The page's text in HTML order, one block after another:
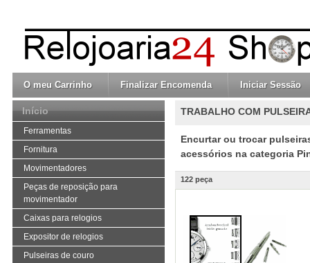
O meu Carrinho Finalizar Encomenda Iniciar Sessão
TRABALHO COM
Encurtar ou trocar
acessórios na categoria
122 peça
Início
Ferramentas
Fornitura
Movimentadores
Peças de reposição para
movimentador
Caixas para relogios
Expositor de relogios
Pulseiras de couro